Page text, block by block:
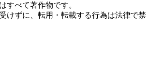
すべて著作物です。
けずに、転用・転載する行為は法律で禁